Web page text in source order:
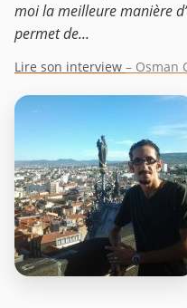
moi la meilleure manière
permet de...
Lire son interview – Osman